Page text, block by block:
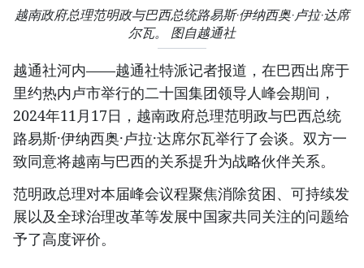
越南政府总理范明政与巴西总统路易斯·伊纳西奥·卢拉·达席
尔瓦。 图自越通社
越通社河内——越通社特派记者报道，在巴西出席于
里约热内卢市举行的二十国集团领导人峰会期间，
2024年11月17日，越南政府总理范明政与巴西总统
路易斯·伊纳西奥·卢拉·达席尔瓦举行了会谈。双方一
致同意将越南与巴西的关系提升为战略伙伴关系。
范明政总理对本届峰会议程聚焦消除贫困、可持续发
展以及全球治理改革等发展中国家共同关注的问题给
予了高度评价。